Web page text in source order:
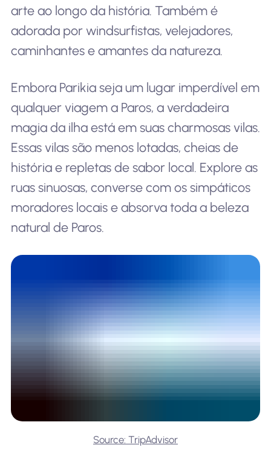
arte ao longo da história. Também é
adorada por windsurfistas, velejadores,
caminhantes e amantes da natureza.
Embora Parikia seja um lugar imperdível em
qualquer viagem a Paros, a verdadeira
magia da ilha está em suas charmosas vilas.
Essas vilas são menos lotadas, cheias de
história e repletas de sabor local. Explore as
ruas sinuosas, converse com os simpáticos
moradores locais e absorva toda a beleza
natural de Paros.
Source: TripAdvisor